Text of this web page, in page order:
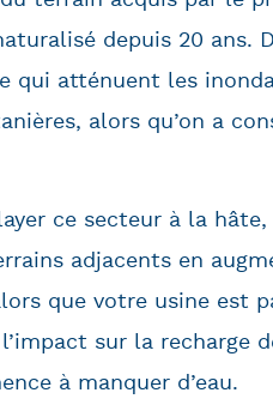
depuis 20 ans.
qui atténuent les
alors qu’on a
ce secteur à la
adjacents en
que votre usine est
sur la recharge
à manquer d’eau.